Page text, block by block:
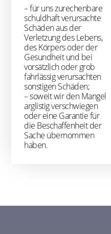
– für uns zurechenbare
schuldhaft verursachte
Schäden aus der
Verletzung des Lebens,
des Körpers oder der
Gesundheit und bei
vorsätzlich oder grob
fahrlässig verursachten
sonstigen Schäden;
– soweit wir den Mangel
arglistig verschwiegen
oder eine Garantie für
die Beschaffenheit der
Sache übernommen
haben.